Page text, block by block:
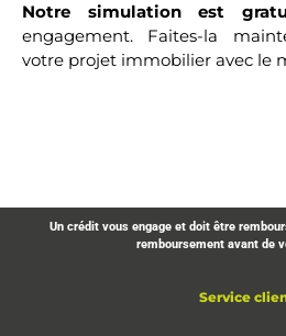
Notre simulation est
engagement. Faites-la
votre projet immobilier avec le
Un crédit vous engage et doit être
remboursement avant de
Service